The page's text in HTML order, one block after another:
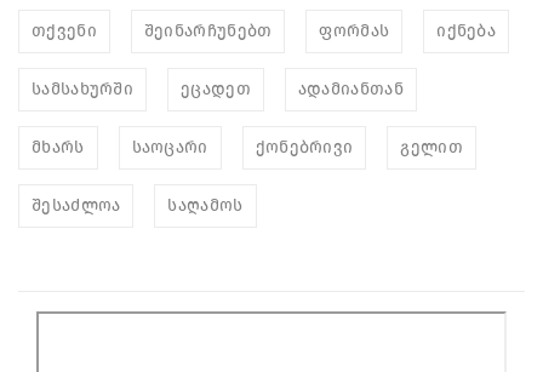
თქვენი შეინარჩუნებთ ფორმას იქნება
სამსახურში ეცადეთ ადამიანთან
მხარს საოცარი ქონებრივი გელით
შესაძლოა საღამოს